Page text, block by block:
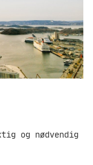
og nødvendig